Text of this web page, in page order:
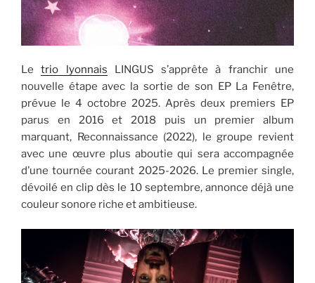
Letrio lyonnais LINGUS s’apprête à franchir une
nouvelle étape avec la sortie de son EP La Fenêtre,
prévue le 4 octobre 2025. Après deux premiers EP
parus en 2016 et 2018 puis un premier album
marquant, Reconnaissance (2022), le groupe revient
avec une œuvre plus aboutie qui sera accompagnée
d’une tournée courant 2025-2026. Le premier single,
dévoilé en clip dès le 10 septembre, annonce déjà une
couleur sonore riche et ambitieuse.